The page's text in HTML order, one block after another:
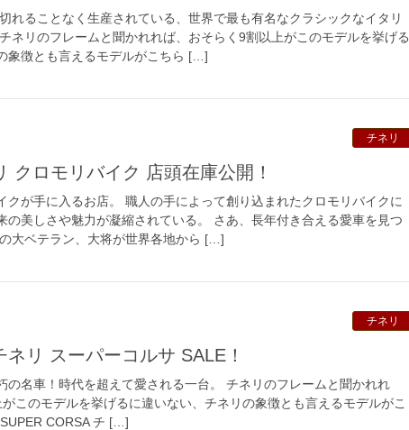
れることなく生産されている、世界で最も有名なクラシックなイタリ
ネリのフレームと聞かれれば、おそらく9割以上がこのモデルを挙げる
象徴とも言えるモデルがこちら […]
チネリ
クロモリバイク 店頭在庫公開！
クが手に入るお店。 職人の手によって創り込まれたクロモリバイクに
の美しさや魅力が凝縮されている。 さあ、長年付き合える愛車を見つ
大ベテラン、大将が世界各地から […]
チネリ
ネリ スーパーコルサ SALE！
の名車！時代を超えて愛される一台。 チネリのフレームと聞かれれ
このモデルを挙げるに違いない、チネリの象徴とも言えるモデルがこ
CORSA チ […]